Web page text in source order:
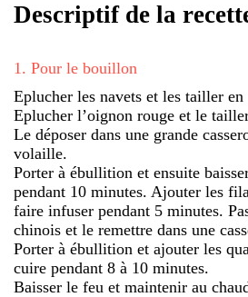
Descriptif de la
1 . Pour le bouillon
Eplucher les navets et les tailler en
Eplucher l’oignon rouge et le
Le déposer dans une grande
volaille.
Porter à ébullition et ensuite
pendant 10 minutes. Ajouter les
faire infuser pendant 5 minutes.
chinois et le remettre dans une
Porter à ébullition et ajouter les
cuire pendant 8 à 10 minutes.
Baisser le feu et maintenir au